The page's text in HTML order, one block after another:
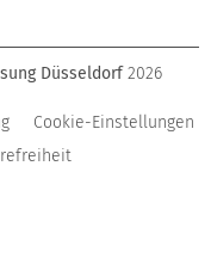
Düsseldorf 2026
Cookie-Einstellungen